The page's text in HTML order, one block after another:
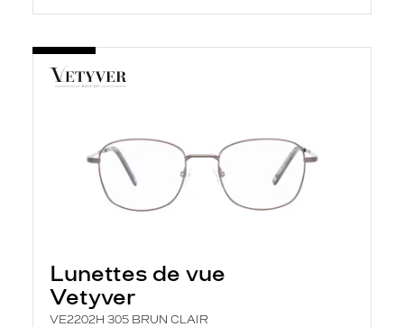
Lunettes de vue
Vetyver
VE2202H 305 BRUN CLAIR